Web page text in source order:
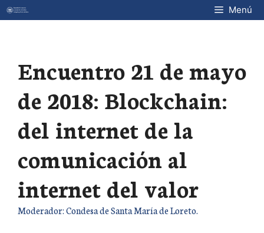
Saltar
al
Menú
Encuentro 21 de mayo
de 2018: Blockchain:
del internet de la
comunicación al
internet del valor
Moderador: Condesa de Santa María de Loreto.